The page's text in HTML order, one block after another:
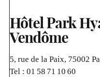
Hôtel Park
Vendôme
5, rue de la Paix, 75002
Tel : 01 58 71 10 60